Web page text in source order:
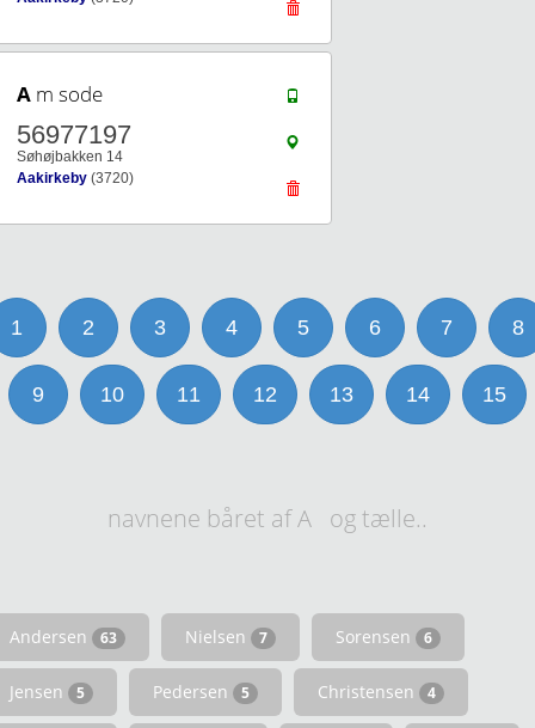
A m sode
56977197
Søhøjbakken 14
Aakirkeby (3720)
1 2 3 4 5 6 7 8
9 10 11 12 13 14 15
navnene båret af A og tælle..
Andersen 63 Nielsen 7 Sorensen 6
Jensen 5 Pedersen 5 Christensen 4